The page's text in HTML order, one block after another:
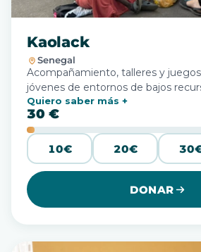
Kaolack
Senegal
Acompañamiento, talleres y
jóvenes de entornos de bajos
Quiero saber más
30 €
10€ 20€
DONAR